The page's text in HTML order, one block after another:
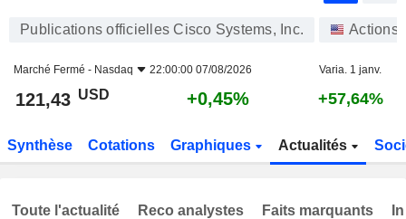
Publications officielles Cisco Systems, Inc. Actions
Marché Fermé - Nasdaq 22:00:00 07/08/2026 Varia. 1 janv.
121,43 USD +0,45% +57,64%
Synthèse Cotations Graphiques Actualités
Toute l'actualité Reco analystes Faits marquants